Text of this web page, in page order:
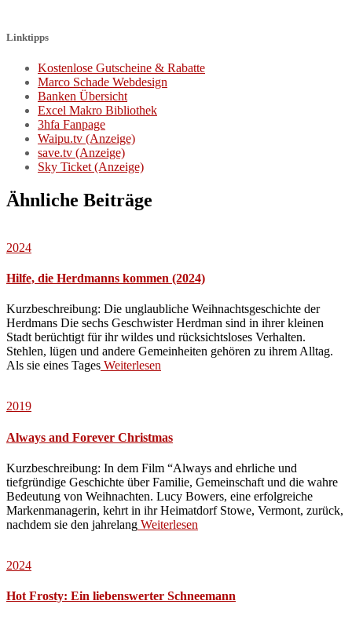
Linktipps
Kostenlose Gutscheine & Rabatte
Marco Schade Webdesign
Banken Übersicht
Excel Makro Bibliothek
3hfa Fanpage
Waipu.tv (Anzeige)
save.tv (Anzeige)
Sky Ticket (Anzeige)
Ähnliche Beiträge
2024
Hilfe, die Herdmanns kommen (2024)
Kurzbeschreibung: Die unglaubliche Weihnachtsgeschichte der
Herdmans Die sechs Geschwister Herdman sind in ihrer kleinen
Stadt berüchtigt für ihr wildes und rücksichtsloses Verhalten.
Stehlen, lügen und andere Gemeinheiten gehören zu ihrem Alltag.
Als sie eines Tages Weiterlesen
2019
Always and Forever Christmas
Kurzbeschreibung: In dem Film “Always and ehrliche und
tiefgründige Geschichte über Familie, Gemeinschaft und die wahre
Bedeutung von Weihnachten. Lucy Bowers, eine erfolgreiche
Markenmanagerin, kehrt in ihr Heimatdorf Stowe, Vermont, zurück,
nachdem sie den jahrelang Weiterlesen
2024
Hot Frosty: Ein liebenswerter Schneemann